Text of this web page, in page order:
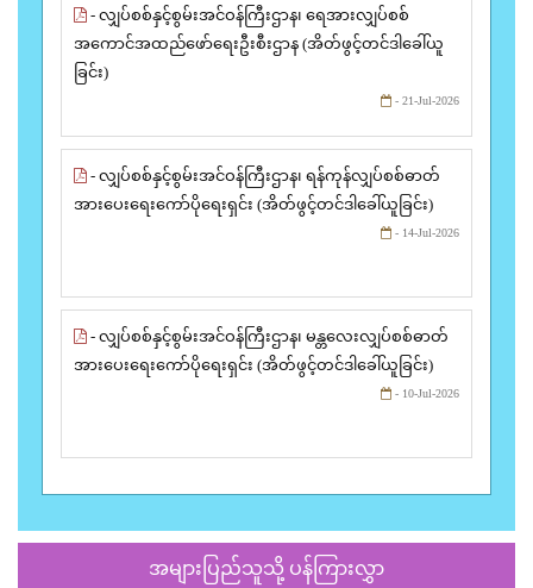
- လျှပ်စစ်နှင့်စွမ်းအင်ဝန်ကြီးဌာန၊ ရေအားလျှပ်စစ်
အကောင်အထည်ဖော်ရေးဦးစီးဌာန (အိတ်ဖွင့်တင်ဒါခေါ်ယူ
ခြင်း)
- 21-Jul-2026
- လျှပ်စစ်နှင့်စွမ်းအင်ဝန်ကြီးဌာန၊ ရန်ကုန်လျှပ်စစ်ဓာတ်
အားပေးရေးကော်ပိုရေးရှင်း (အိတ်ဖွင့်တင်ဒါခေါ်ယူခြင်း)
- 14-Jul-2026
- လျှပ်စစ်နှင့်စွမ်းအင်ဝန်ကြီးဌာန၊ မန္တလေးလျှပ်စစ်ဓာတ်
အားပေးရေးကော်ပိုရေးရှင်း (အိတ်ဖွင့်တင်ဒါခေါ်ယူခြင်း)
- 10-Jul-2026
အများပြည်သူသို့ ပန်ကြားလွှာ